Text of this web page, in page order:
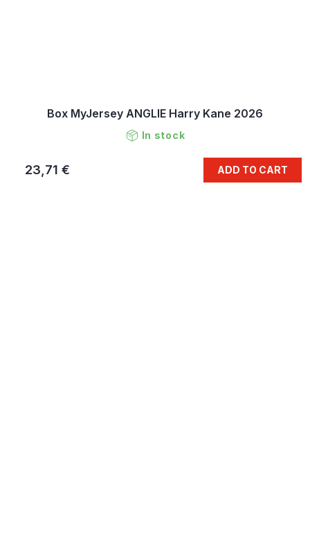
Box MyJersey ANGLIE Harry Kane 2026
In stock
23,71 € ADD TO CART